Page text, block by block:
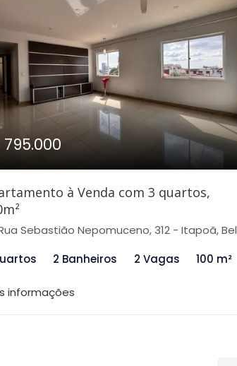
795.000
à Venda com 3 quartos,
Sebastião Nepomuceno, 312 - Itapoã, Belo Horizonte-MG
2 Banheiros 2 Vagas 100 m²
informações